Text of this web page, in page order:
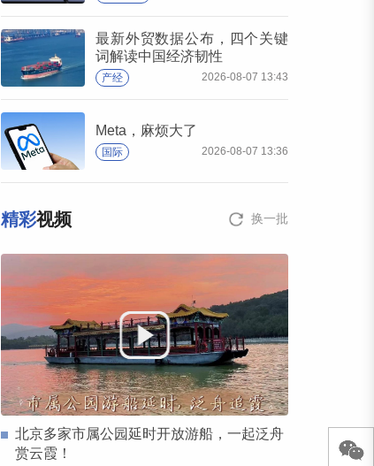
最新外贸数据公布，四个关键
词解读中国经济韧性
产经 2026-08-07 13:43
Meta，麻烦大了
国际 2026-08-07 13:36
精彩视频 换一批
北京多家市属公园延时开放游船，一起泛舟
赏云霞！